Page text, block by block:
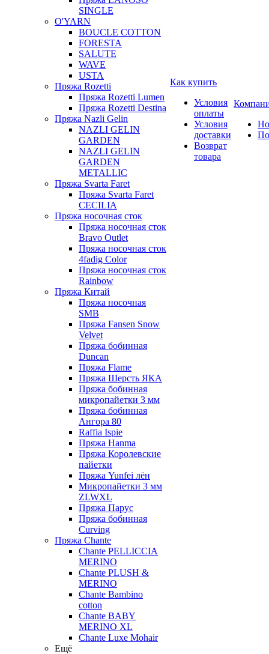
SINGLE
O'YARN
BOUCLE COTTON
FORESTA
SALUTE
WAVE
USTA
Пряжа Rozetti
Пряжа Rozetti Lumen
Пряжа Rozetti Destina
Пряжа Nazli Gelin
NAZLI GELIN
GARDEN
NAZLI GELIN
GARDEN
METALLIC
Пряжа Svarta Faret
Пряжа Svarta Faret
CECILIA
Пряжа носочная сток
Пряжа носочная сток
Bravo Outlet
Пряжа носочная сток
4fadig Color
Пряжа носочная сток
Rainbow
Пряжа Китай
Пряжа носочная
SMB
Пряжа Fansen Snow
Velvet
Пряжа бобинная
Duncan
Пряжа Flame
Пряжа Шерсть ЯКА
Пряжа бобинная
микропайетки 3 мм
Пряжа бобинная
Ангора 80
Raffia Ispie
Пряжа Hanma
Пряжа Королевские
пайетки
Пряжа Yunfei лён
Микропайетки 3 мм
ZLWXL
Пряжа Парус
Пряжа бобинная
Curving
Пряжа Chante
Chante PELLICCIA
MERINO
Chante PLUSH &
MERINO
Chante Bambino
cotton
Chante BABY
MERINO XL
Chante Luxe Mohair
Ещё
Как купить
Условия
оплаты
Условия
доставки
Возврат
товара